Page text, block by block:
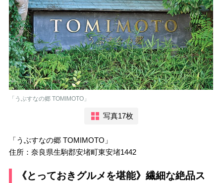
「うぶすなの郷 TOMIMOTO」
写真17枚
「うぶすなの郷 TOMIMOTO」
住所：奈良県生駒郡安堵町東安堵1442
《とっておきグルメを堪能》繊細な絶品ス